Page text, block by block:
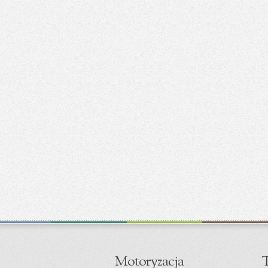
Motoryzacja